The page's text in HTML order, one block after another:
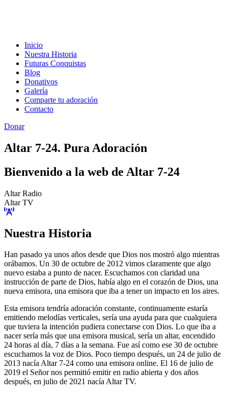
Inicio
Nuestra Historia
Futuras Conquistas
Blog
Donativos
Galería
Comparte tu adoración
Contacto
Donar
Altar 7-24. Pura Adoración
Bienvenido a la web de Altar 7-24
Altar Radio
Altar TV
Nuestra Historia
Han pasado ya unos años desde que Dios nos mostró algo mientras
orábamos. Un 30 de octubre de 2012 vimos claramente que algo
nuevo estaba a punto de nacer. Escuchamos con claridad una
instrucción de parte de Dios, había algo en el corazón de Dios, una
nueva emisora, una emisora que iba a tener un impacto en los aires.
Esta emisora tendría adoración constante, continuamente estaría
emitiendo melodías verticales, sería una ayuda para que cualquiera
que tuviera la intención pudiera conectarse con Dios. Lo que iba a
nacer sería más que una emisora musical, sería un altar, encendido
24 horas al día, 7 días a la semana. Fue así como ese 30 de octubre
escuchamos la voz de Dios. Poco tiempo después, un 24 de julio de
2013 nacía Altar 7-24 como una emisora online. El 16 de julio de
2019 el Señor nos permitió emitir en radio abierta y dos años
después, en julio de 2021 nacía Altar TV.